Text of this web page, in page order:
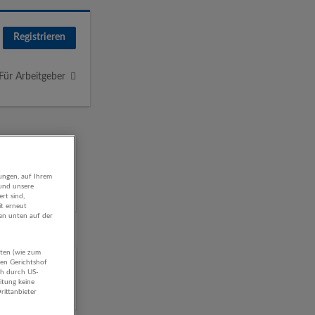
Registrieren
Für Arbeitgeber
von
auf Ihrem
unsere
sind,
erneut
unten auf der
(wie zum
Gerichtshof
durch US-
keine